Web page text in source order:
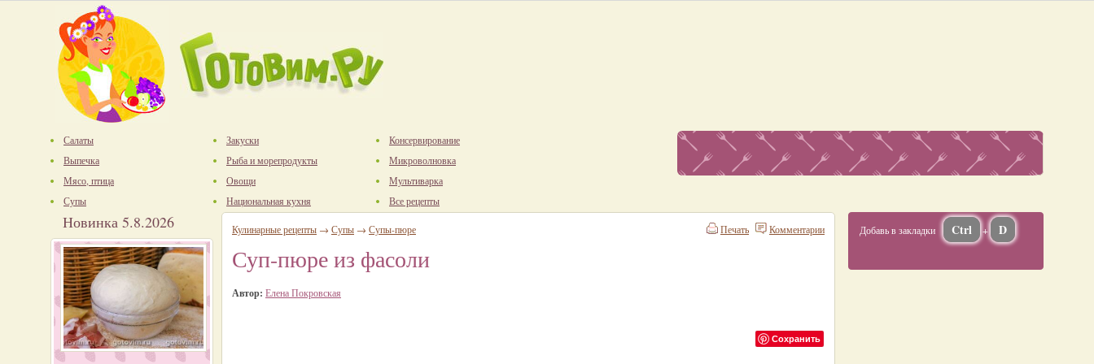
Салаты
Выпечка
Мясо, птица
Супы
Закуски
Рыба и морепродукты
Овощи
Национальная кухня
Консервирование
Микроволновка
Мультиварка
Все рецепты
Новинка 5.8.2026 Комментарии
Печать
Кулинарные рецепты → Супы → Супы-пюре
Суп-пюре из фасоли
Автор: Елена Покровская
Сохранить
Добавь в закладки Ctrl + D